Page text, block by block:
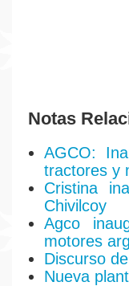
Notas
AGCO:
tractores y
Cristina
Chivilcoy
Agco
motores
Discurso
Nueva